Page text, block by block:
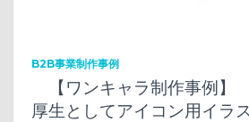
B2B事業制作事例
【ワンキャラ制作事例】
厚生としてアイコン用イラ